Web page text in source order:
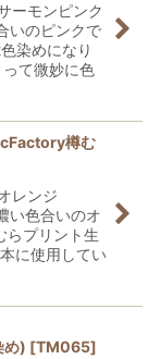
モンピンク
いのピンクで
染めになり
て微妙に色
樽む
レンジ
い色合いのオ
らプリント生
に使用してい
め) [TM065]